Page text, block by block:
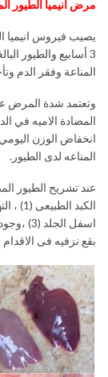
مرض انيميا الطيور
3 أسابيع والطيور
المناعة وفقر الدم
وتعتمد شدة المرض
المضادة الاميه في
انخفاض الوزن
المناعه لدى الطيور.
عند تشريح الطيور
بقع نزفيه فى الاقدام (5) ونخاع العظام ذو لون